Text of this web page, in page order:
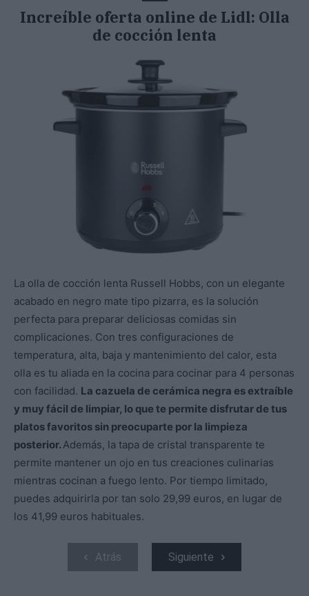
Increíble oferta online de Lidl: Olla
de cocción lenta
La olla de cocción lenta Russell Hobbs, con un elegante
acabado en negro mate tipo pizarra, es la solución
perfecta para preparar deliciosas comidas sin
complicaciones. Con tres configuraciones de
temperatura, alta, baja y mantenimiento del calor, esta
olla es tu aliada en la cocina para cocinar para 4 personas
con facilidad. La cazuela de cerámica negra es extraíble
y muy fácil de limpiar, lo que te permite disfrutar de tus
platos favoritos sin preocuparte por la limpieza
posterior.Además, la tapa de cristal transparente te
permite mantener un ojo en tus creaciones culinarias
mientras cocinan a fuego lento. Por tiempo limitado,
puedes adquirirla por tan solo 29,99 euros, en lugar de
los 41,99 euros habituales.
Atrás Siguiente